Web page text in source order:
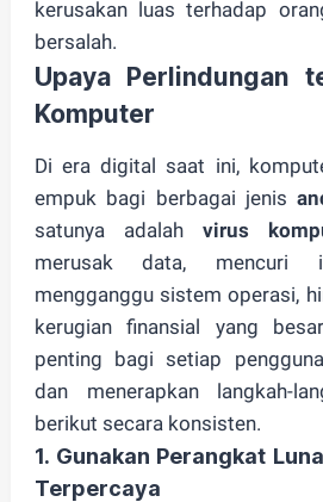
kerusakan luas terhadap
bersalah.
Upaya Perlindungan
Komputer
Di era digital saat ini,
empuk bagi berbagai jenis
satunya adalah virus
merusak data, mencuri
mengganggu sistem operasi,
kerugian finansial yang
penting bagi setiap
dan menerapkan langkah-
berikut secara konsisten.
1. Gunakan Perangkat
Terpercaya